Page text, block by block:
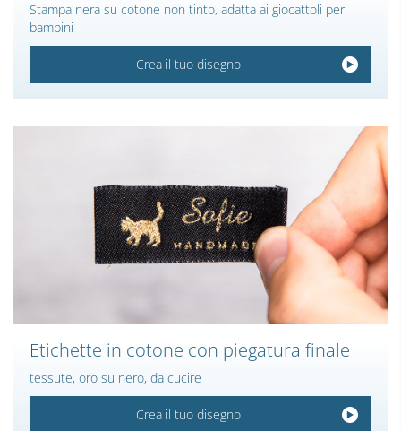
Stampa nera su cotone non tinto, adatta ai giocattoli per
bambini
Crea il tuo disegno
Etichette in cotone con piegatura finale
tessute, oro su nero, da cucire
Crea il tuo disegno